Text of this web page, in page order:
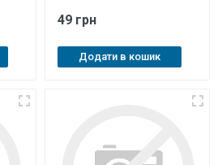
49 грн
Додати в кошик